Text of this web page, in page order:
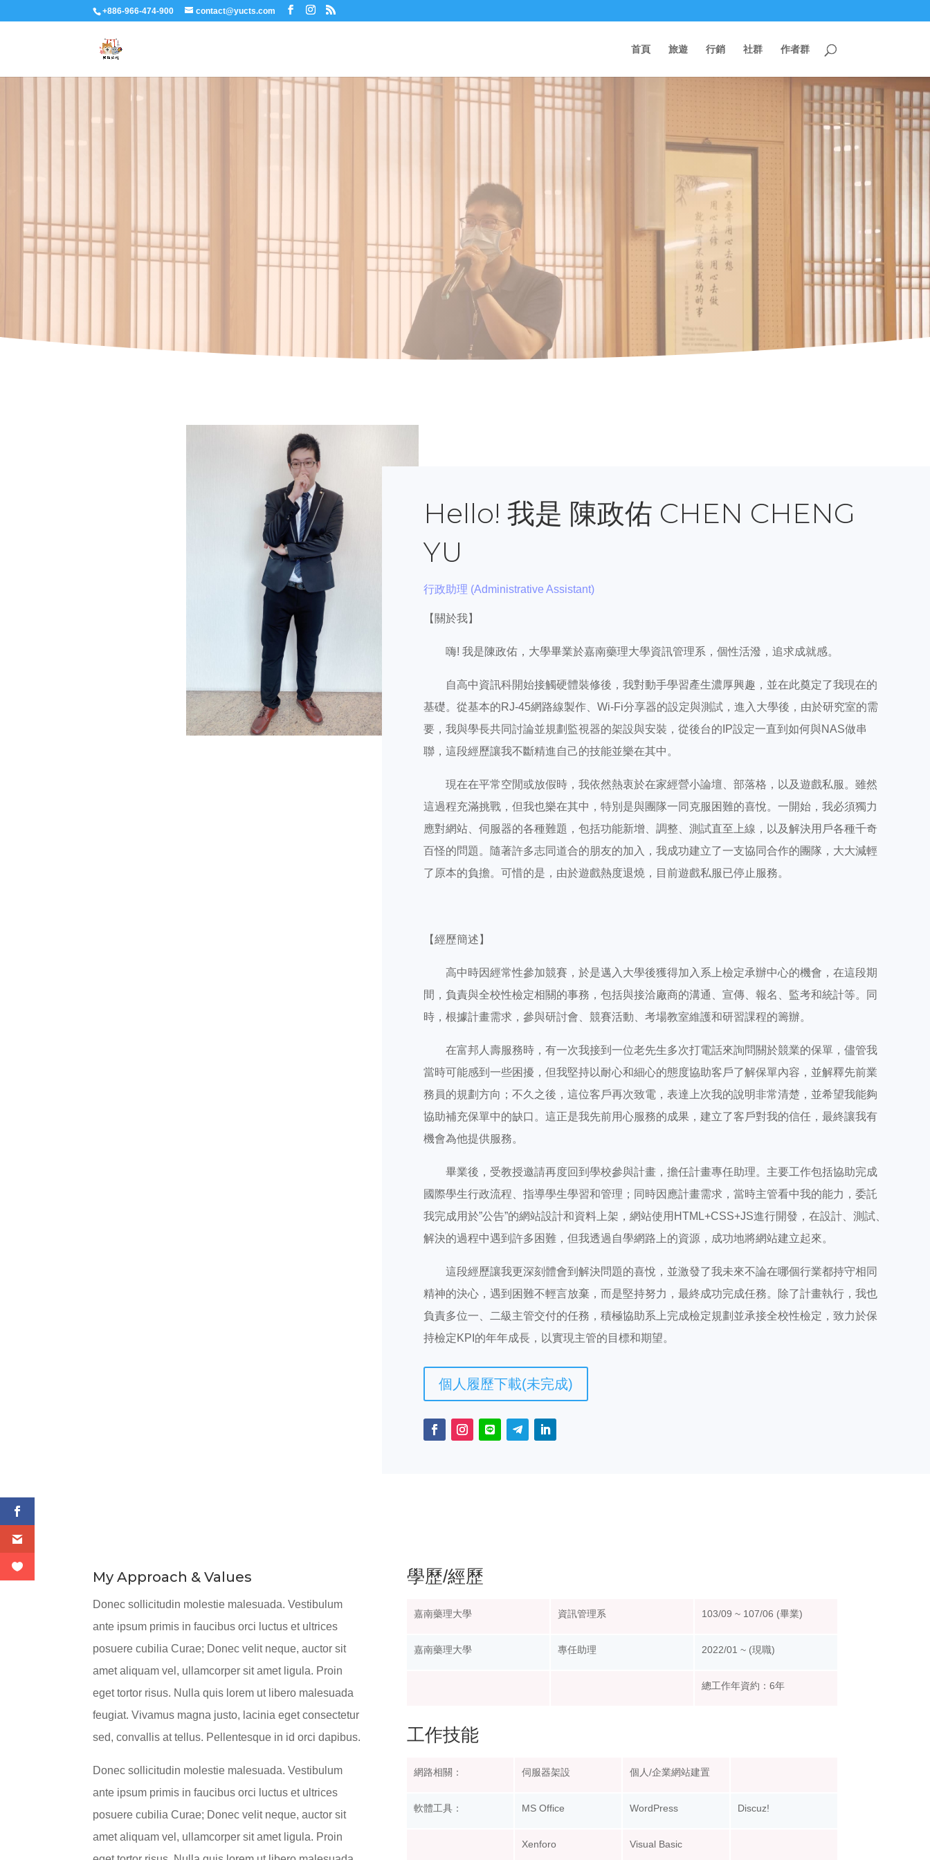
+886-966-474-900 contact@yucts.com
首頁 旅遊 行銷 社群 作者群
Hello! 我是 陳政佑 CHEN CHENG
YU
行政助理 (Administrative Assistant)
【關於我】
嗨! 我是陳政佑，大學畢業於嘉南藥理大學資訊管理系，個性活潑，追求成就感。
自高中資訊科開始接觸硬體裝修後，我對動手學習產生濃厚興趣，並在此奠定了我現在的
基礎。從基本的RJ-45網路線製作、Wi-Fi分享器的設定與測試，進入大學後，由於研究室的需
要，我與學長共同討論並規劃監視器的架設與安裝，從後台的IP設定一直到如何與NAS做串
聯，這段經歷讓我不斷精進自己的技能並樂在其中。
現在在平常空閒或放假時，我依然熱衷於在家經營小論壇、部落格，以及遊戲私服。雖然
這過程充滿挑戰，但我也樂在其中，特別是與團隊一同克服困難的喜悅。一開始，我必須獨力
應對網站、伺服器的各種難題，包括功能新增、調整、測試直至上線，以及解決用戶各種千奇
百怪的問題。隨著許多志同道合的朋友的加入，我成功建立了一支協同合作的團隊，大大減輕
了原本的負擔。可惜的是，由於遊戲熱度退燒，目前遊戲私服已停止服務。
【經歷簡述】
高中時因經常性參加競賽，於是邁入大學後獲得加入系上檢定承辦中心的機會，在這段期
間，負責與全校性檢定相關的事務，包括與接洽廠商的溝通、宣傳、報名、監考和統計等。同
時，根據計畫需求，參與研討會、競賽活動、考場教室維護和研習課程的籌辦。
在富邦人壽服務時，有一次我接到一位老先生多次打電話來詢問關於競業的保單，儘管我
當時可能感到一些困擾，但我堅持以耐心和細心的態度協助客戶了解保單內容，並解釋先前業
務員的規劃方向；不久之後，這位客戶再次致電，表達上次我的說明非常清楚，並希望我能夠
協助補充保單中的缺口。這正是我先前用心服務的成果，建立了客戶對我的信任，最終讓我有
機會為他提供服務。
畢業後，受教授邀請再度回到學校參與計畫，擔任計畫專任助理。主要工作包括協助完成
國際學生行政流程、指導學生學習和管理；同時因應計畫需求，當時主管看中我的能力，委託
我完成用於”公告”的網站設計和資料上架，網站使用HTML+CSS+JS進行開發，在設計、測試、
解決的過程中遇到許多困難，但我透過自學網路上的資源，成功地將網站建立起來。
這段經歷讓我更深刻體會到解決問題的喜悅，並激發了我未來不論在哪個行業都持守相同
精神的決心，遇到困難不輕言放棄，而是堅持努力，最終成功完成任務。除了計畫執行，我也
負責多位一、二級主管交付的任務，積極協助系上完成檢定規劃並承接全校性檢定，致力於保
持檢定KPI的年年成長，以實現主管的目標和期望。
個人履歷下載(未完成)
My Approach & Values
Donec sollicitudin molestie malesuada. Vestibulum
ante ipsum primis in faucibus orci luctus et ultrices
posuere cubilia Curae; Donec velit neque, auctor sit
amet aliquam vel, ullamcorper sit amet ligula. Proin
eget tortor risus. Nulla quis lorem ut libero malesuada
feugiat. Vivamus magna justo, lacinia eget consectetur
sed, convallis at tellus. Pellentesque in id orci dapibus.
Donec sollicitudin molestie malesuada. Vestibulum
ante ipsum primis in faucibus orci luctus et ultrices
posuere cubilia Curae; Donec velit neque, auctor sit
amet aliquam vel, ullamcorper sit amet ligula. Proin
學歷/經歷
嘉南藥理大學 資訊管理系 103/09 ~ 107/06 (畢業)
嘉南藥理大學 專任助理 2022/01 ~ (現職)
總工作年資約：6年
工作技能
網路相關： 伺服器架設 個人/企業網站建置
軟體工具： MS Office WordPress Discuz!
Xenforo Visual Basic